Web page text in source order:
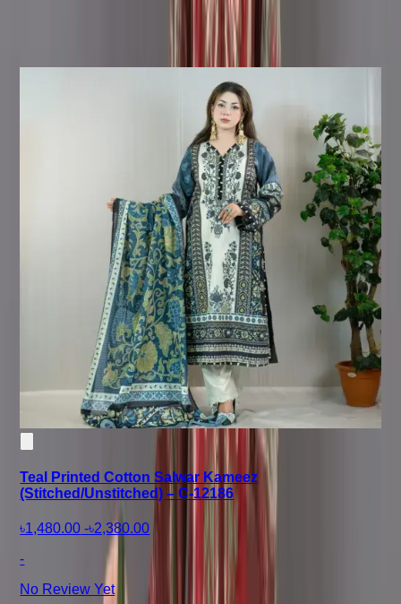
Teal Printed Cotton Salwar Kameez
(Stitched/Unstitched) – C-12186
৳1,480.00 -৳2,380.00
-
No Review Yet